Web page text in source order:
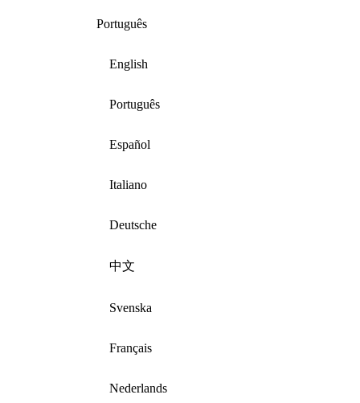
Português
English
Português
Español
Italiano
Deutsche
中文
Svenska
Français
Nederlands